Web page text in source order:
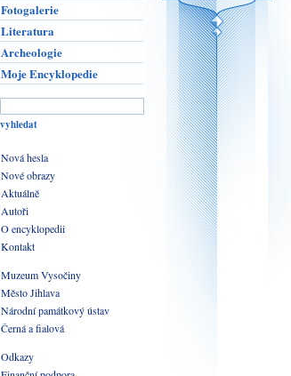
Fotogalerie
Literatura
Archeologie
Moje Encyklopedie
Nová hesla
Nové obrazy
Aktuálně
Autoři
O encyklopedii
Kontakt
Muzeum Vysočiny
Město Jihlava
Národní památkový ústav
Černá a fialová
Odkazy